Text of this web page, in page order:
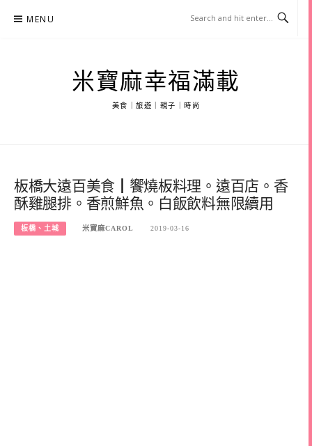
MENU
米寶麻幸福滿載
美食｜旅遊｜親子｜時尚
板橋大遠百美食┃饗燒板料理。遠百店。香
酥雞腿排。香煎鮮魚。白飯飲料無限續用
板橋、土城 米寶麻CAROL 2019-03-16